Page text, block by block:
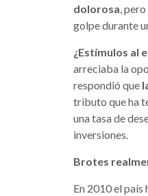
dolorosa,
golpe durante
¿Estímulos al
arreciaba la
respondió que
tributo que ha
una tasa de
inversiones.
Brotes
En 2010 el país